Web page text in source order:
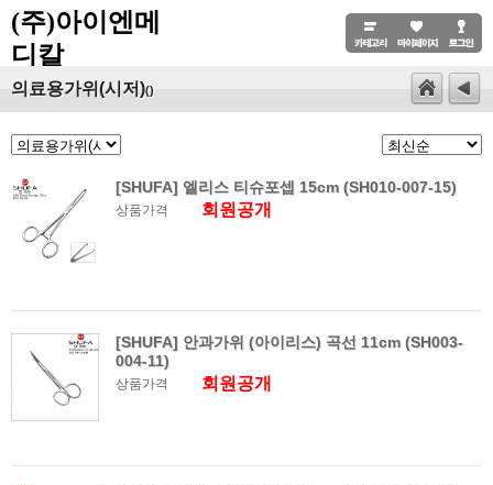
(주)아이엔메
디칼
의료용가위(시저)()
[SHUFA] 엘리스 티슈포셉 15cm (SH010-007-15)
상품가격 회원공개
[SHUFA] 안과가위 (아이리스) 곡선 11cm (SH003-
004-11)
상품가격 회원공개